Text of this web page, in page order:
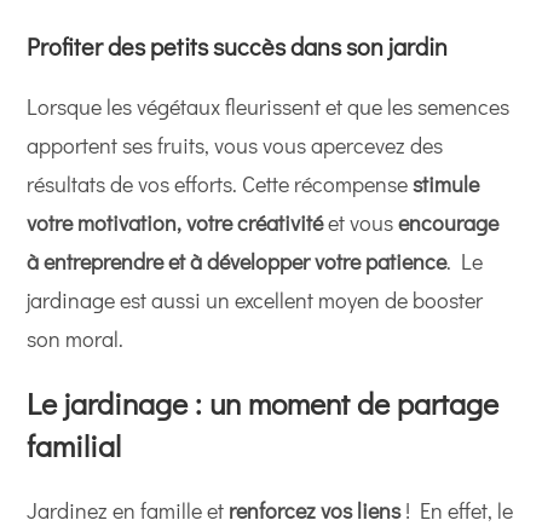
Profiter des petits succès dans son jardin
Lorsque les végétaux fleurissent et que les semences
apportent ses fruits, vous vous apercevez des
résultats de vos efforts. Cette récompensestimule
votre motivation, votre créativitéet vousencourage
à entreprendre et à développer votre patience. Le
jardinage est aussi un excellent moyen de booster
son moral.
Le jardinage : un moment de partage
familial
Jardinez en famille et renforcez vos liens! En effet, le